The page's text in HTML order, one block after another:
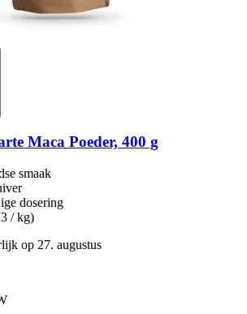
Maca Poeder, 400 g
smaak
dosering
/ kg)
op 27. augustus